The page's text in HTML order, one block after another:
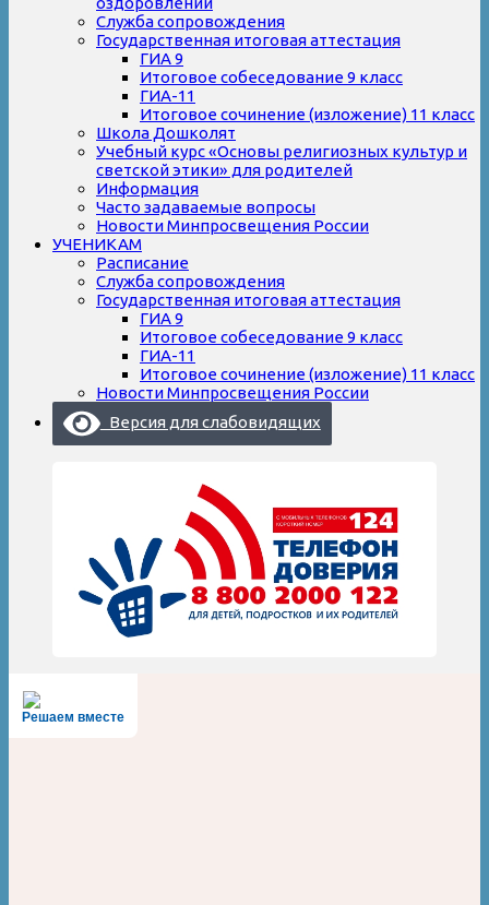
Служба сопровождения
Государственная итоговая аттестация
ГИА 9
Итоговое собеседование 9 класс
ГИА-11
Итоговое сочинение (изложение) 11 класс
Школа Дошколят
Учебный курс «Основы религиозных культур и
светской этики» для родителей
Информация
Часто задаваемые вопросы
Новости Минпросвещения России
УЧЕНИКАМ
Расписание
Служба сопровождения
Государственная итоговая аттестация
ГИА 9
Итоговое собеседование 9 класс
ГИА-11
Итоговое сочинение (изложение) 11 класс
Новости Минпросвещения России
Версия для слабовидящих
Решаем вместе